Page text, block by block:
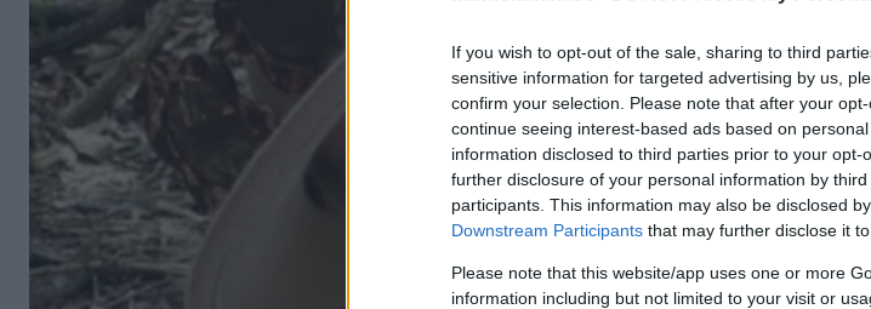
If you wish to opt-out of the sale, sharing to third
sensitive information for targeted advertising by us,
confirm your selection. Please note that after your
continue seeing interest-based ads based on
information disclosed to third parties prior to your
further disclosure of your personal information by
participants. This information may also be disclosed
Downstream Participants that may further disclose it
Please note that this website/app uses one or more
information including but not limited to your visit or